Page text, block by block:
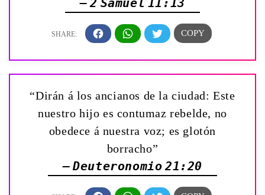
— 2 Samuel 11:13
“Dirán á los ancianos de la ciudad: Este
nuestro hijo es contumaz rebelde, no
obedece á nuestra voz; es glotón
borracho”
— Deuteronomio 21:20